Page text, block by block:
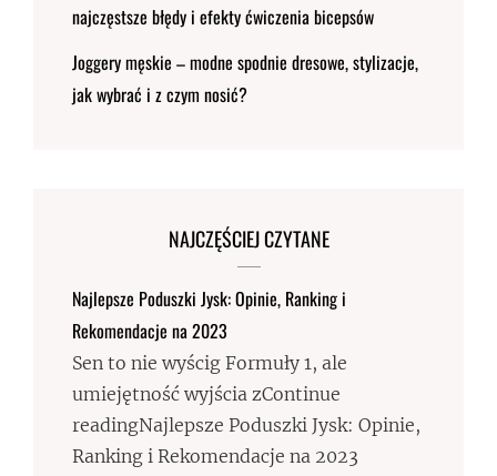
najczęstsze błędy i efekty ćwiczenia bicepsów
Joggery męskie – modne spodnie dresowe, stylizacje,
jak wybrać i z czym nosić?
NAJCZĘŚCIEJ CZYTANE
Najlepsze Poduszki Jysk: Opinie, Ranking i
Rekomendacje na 2023
Sen to nie wyścig Formuły 1, ale
umiejętność wyjścia zContinue
readingNajlepsze Poduszki Jysk: Opinie,
Ranking i Rekomendacje na 2023